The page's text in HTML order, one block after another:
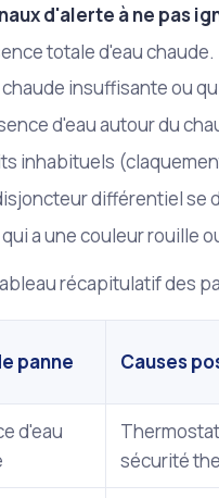
d'alerte à ne pas
totale d'eau chaude.
chaude insuffisante ou
d'eau autour du
inhabituels
différentiel se
qui a une couleur rouille
récapitulatif des
panne Causes
d'eau
sécurité